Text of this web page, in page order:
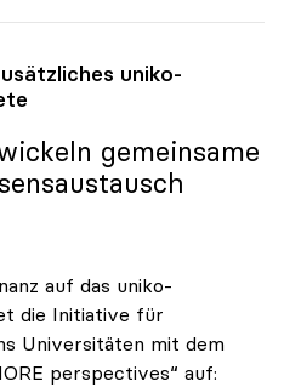
uniko-
gemeinsame
auf das uniko-
die Initiative für
Universitäten mit dem
perspectives“ auf: